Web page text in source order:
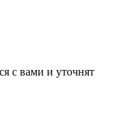
с вами и уточнят